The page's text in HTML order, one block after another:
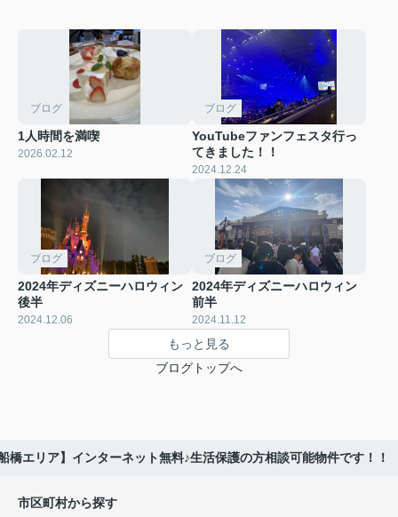
ブログ
1人時間を満喫
2026.02.12
ブログ
YouTubeファンフェスタ行っ
てきました！！
2024.12.24
ブログ
2024年ディズニーハロウィン
後半
2024.12.06
ブログ
2024年ディズニーハロウィン
前半
2024.11.12
もっと見る
ブログトップへ
橋エリア】インターネット無料♪生活保護の方相談可能物件です！！
市区町村から探す